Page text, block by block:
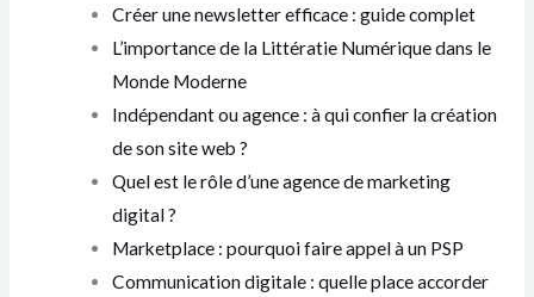
Créer une newsletter efficace : guide complet
L’importance de la Littératie Numérique dans le
Monde Moderne
Indépendant ou agence : à qui confier la création
de son site web ?
Quel est le rôle d’une agence de marketing
digital ?
Marketplace : pourquoi faire appel à un PSP
Communication digitale : quelle place accorder